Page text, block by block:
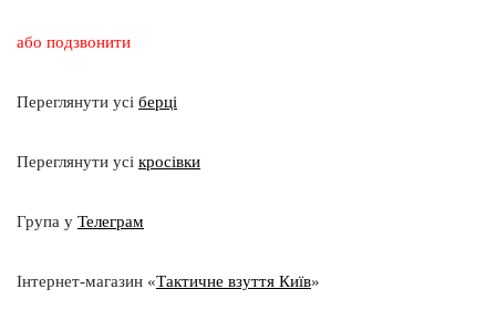
або подзвонити
Переглянути усі берці
Переглянути усі кросівки
Група у Телеграм
Інтернет-магазин «Тактичне взуття Київ»